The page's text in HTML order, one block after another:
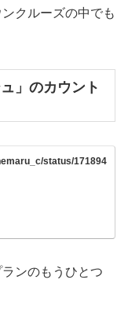
クルーズの中でも
」のカウント
status/171894
ンのもうひとつ